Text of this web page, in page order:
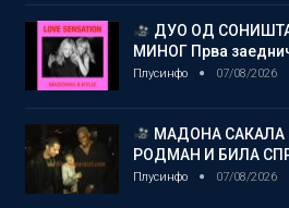
ДУО ОД
МИНОГ Прва
Плусинфо 07/08/2026
МАДОНА
РОДМАН И БИЛА
Плусинфо 07/08/2026